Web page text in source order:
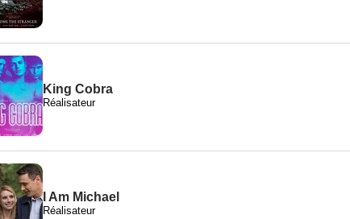
King Cobra
Réalisateur
I Am Michael
Réalisateur